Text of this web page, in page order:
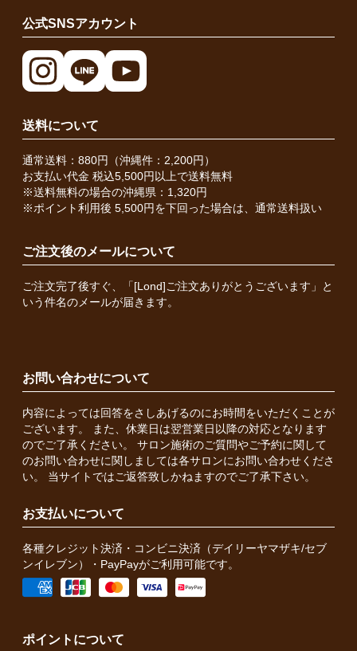
公式SNSアカウント
送料について
通常送料：880円（沖縄件：2,200円）
お支払い代金 税込5,500円以上で送料無料
※送料無料の場合の沖縄県：1,320円
※ポイント利用後 5,500円を下回った場合は、通常送料扱い
ご注文後のメールについて
ご注文完了後すぐ、「[Lond]ご注文ありがとうございます」と
いう件名のメールが届きます。
お問い合わせについて
内容によっては回答をさしあげるのにお時間をいただくことが
ございます。 また、休業日は翌営業日以降の対応となります
のでご了承ください。 サロン施術のご質問やご予約に関して
のお問い合わせに関しましては各サロンにお問い合わせくださ
い。 当サイトではご返答致しかねますのでご了承下さい。
お支払いについて
各種クレジット決済・コンビニ決済（デイリーヤマザキ/セブ
ンイレブン）・PayPayがご利用可能です。
ポイントについて